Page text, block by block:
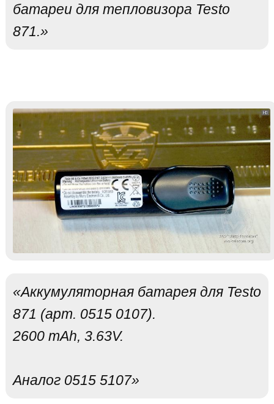
батареи для тепловизора Testo
871.»
«Аккумуляторная батарея для Testo
871 (арт. 0515 0107).
2600 mAh, 3.63V.
Аналог 0515 5107»